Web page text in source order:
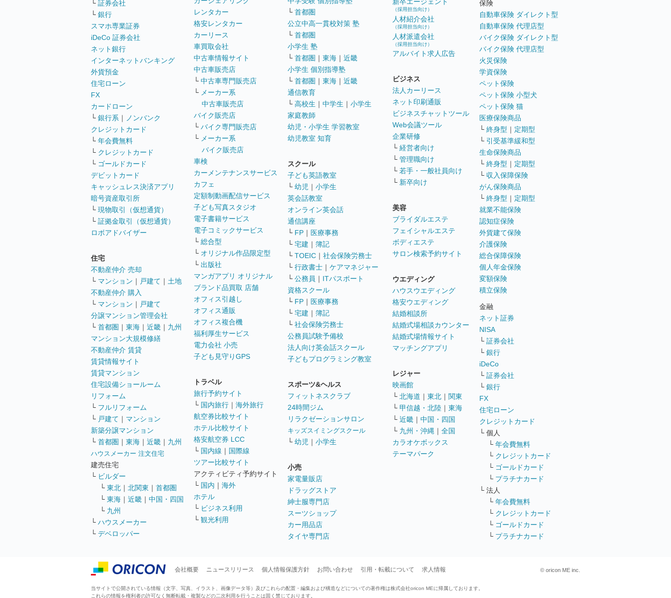
└ 証券会社
└ 銀行
スマホ専業証券
iDeCo 証券会社
ネット銀行
インターネットバンキング
外貨預金
住宅ローン
FX
カードローン
└ 銀行系 ｜
ノンバンク
クレジットカード
└ 年会費無料
└ クレジットカード
└ ゴールドカード
デビットカード
キャッシュレス決済アプリ
暗号資産取引所
└ 現物取引（仮想通貨）
└ 証拠金取引（仮想通貨）
ロボアドバイザー
住宅
不動産仲介 売却
└ マンション ｜ 戸建て ｜ 土地
不動産仲介 購入
└ マンション ｜ 戸建て
分譲マンション管理会社
└ 首都圏 ｜ 東海 ｜ 近畿 ｜ 九州
マンション大規模修繕
不動産仲介 賃貸
賃貸情報サイト
賃貸マンション
住宅設備ショールーム
リフォーム
└ フルリフォーム
└ 戸建て ｜ マンション
新築分譲マンション
└ 首都圏 ｜ 東海 ｜ 近畿 ｜ 九州
ハウスメーカー 注文住宅
建売住宅
└ ビルダー
└ 東北 ｜ 北関東 ｜ 首都圏
└ 東海 ｜ 近畿 ｜ 中国・四国
└ 九州
└ ハウスメーカー
└ デベロッパー
レンタカー
格安レンタカー
カーリース
車買取会社
中古車情報サイト
中古車販売店
└ 中古車専門販売店
└ メーカー系
中古車販売店
バイク販売店
└ バイク専門販売店
└ メーカー系
バイク販売店
車検
カーメンテナンスサービス
カフェ
定額制動画配信サービス
子ども写真スタジオ
電子書籍サービス
電子コミックサービス
└ 総合型
└ オリジナル作品限定型
└ 出版社
マンガアプリ オリジナル
ブランド品買取 店舗
オフィス引越し
オフィス通販
オフィス複合機
福利厚生サービス
電力会社 小売
子ども見守りGPS
トラベル
旅行予約サイト
└ 国内旅行 ｜ 海外旅行
航空券比較サイト
ホテル比較サイト
格安航空券 LCC
└ 国内線 ｜ 国際線
ツアー比較サイト
アクティビティ予約サイト
└ 国内 ｜ 海外
ホテル
└ ビジネス利用
└ 観光利用
└ 首都圏
公立中高一貫校対策 塾
└ 首都圏
小学生 塾
└ 首都圏 ｜ 東海 ｜ 近畿
小学生 個別指導塾
└ 首都圏 ｜ 東海 ｜ 近畿
通信教育
└ 高校生 ｜ 中学生 ｜ 小学生
家庭教師
幼児・小学生 学習教室
幼児教室 知育
スクール
子ども英語教室
└ 幼児 ｜ 小学生
英会話教室
オンライン英会話
通信講座
└ FP ｜ 医療事務
└ 宅建 ｜ 簿記
└ TOEIC ｜ 社会保険労務士
└ 行政書士 ｜ ケアマネジャー
└ 公務員 ｜ ITパスポート
資格スクール
└ FP ｜ 医療事務
└ 宅建 ｜ 簿記
└ 社会保険労務士
公務員試験予備校
法人向け英会話スクール
子どもプログラミング教室
スポーツ&ヘルス
フィットネスクラブ
24時間ジム
リラクゼーションサロン
キッズスイミングスクール
└ 幼児 ｜ 小学生
小売
家電量販店
ドラッグストア
紳士服専門店
スーツショップ
カー用品店
タイヤ専門店
（採用担当向け）
人材紹介会社
（採用担当向け）
人材派遣会社
（採用担当向け）
アルバイト求人広告
ビジネス
法人カーリース
ネット印刷通販
ビジネスチャットツール
Web会議ツール
企業研修
└ 経営者向け
└ 管理職向け
└ 若手・一般社員向け
└ 新卒向け
美容
ブライダルエステ
フェイシャルエステ
ボディエステ
サロン検索予約サイト
ウエディング
ハウスウエディング
格安ウエディング
結婚相談所
結婚式場相談カウンター
結婚式場情報サイト
マッチングアプリ
レジャー
映画館
└ 北海道 ｜ 東北 ｜ 関東
└ 甲信越・北陸 ｜ 東海
└ 近畿 ｜ 中国・四国
└ 九州・沖縄 ｜ 全国
カラオケボックス
テーマパーク
保険
自動車保険 ダイレクト型
自動車保険 代理店型
バイク保険 ダイレクト型
バイク保険 代理店型
火災保険
学資保険
ペット保険
ペット保険 小型犬
ペット保険 猫
医療保険商品
└ 終身型 ｜ 定期型
└ 引受基準緩和型
生命保険商品
└ 終身型 ｜ 定期型
└ 収入保障保険
がん保険商品
└ 終身型 ｜ 定期型
就業不能保険
認知症保険
外貨建て保険
介護保険
総合保障保険
個人年金保険
変額保険
積立保険
金融
ネット証券
NISA
└ 証券会社
└ 銀行
iDeCo
└ 証券会社
└ 銀行
FX
住宅ローン
クレジットカード
└ 個人
└ 年会費無料
└ クレジットカード
└ ゴールドカード
└ プラチナカード
└ 法人
└ 年会費無料
└ クレジットカード
└ ゴールドカード
└ プラチナカード
会社概要 ニュースリリース 個人情報保護方針 お問い合わせ 引用・転載について 求人情報 © oricon ME inc.
当サイトで公開されている情報（文字、写真、イラスト、画像データ等）及びこれらの配置・編集および構造などについての著作権は株式会社oricon MEに帰属しております。
これらの情報を権利者の許可なく無断転載・複製などの二次利用を行うことは固く禁じております。